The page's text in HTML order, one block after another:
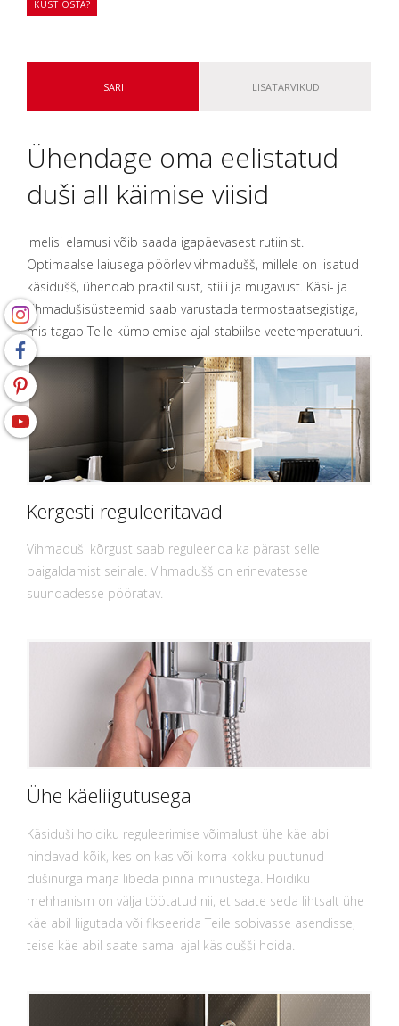
KUST OSTA?
SARI LISATARVIKUD
Ühendage oma eelistatud
duši all käimise viisid
Imelisi elamusi võib saada igapäevasest rutiinist.
Optimaalse laiusega pöörlev vihmadušš, millele on lisatud
käsidušš, ühendab praktilisust, stiili ja mugavust. Käsi- ja
vihmadušisüsteemid saab varustada termostaatsegistiga,
mis tagab Teile kümblemise ajal stabiilse veetemperatuuri.
Kergesti reguleeritavad
Vihmaduši kõrgust saab reguleerida ka pärast selle
paigaldamist seinale. Vihmadušš on erinevatesse
suundadesse pööratav.
Ühe käeliigutusega
Käsiduši hoidiku reguleerimise võimalust ühe käe abil
hindavad kõik, kes on kas või korra kokku puutunud
dušinurga märja libeda pinna miinustega. Hoidiku
mehhanism on välja töötatud nii, et saate seda lihtsalt ühe
käe abil liigutada või fikseerida Teile sobivasse asendisse,
teise käe abil saate samal ajal käsidušši hoida.